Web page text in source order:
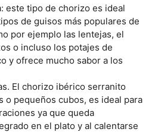
este tipo de chorizo es ideal
de guisos más populares de
por ejemplo las lentejas, el
o incluso los potajes de
y ofrece mucho sabor a los
El chorizo ibérico serranito
o pequeños cubos, es ideal para
ya que queda
en el plato y al calentarse